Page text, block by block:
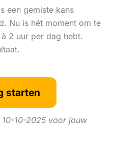
een gemiste kans
Nu is hét moment om te
2 uur per dag hebt.
starten
10-2025 voor jouw